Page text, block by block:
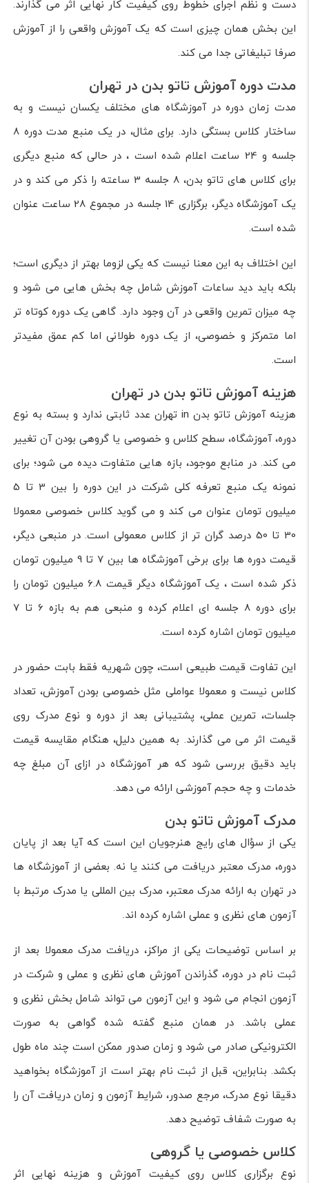
دست و نظم اجرای خطوط روی کیفیت کار نهایی اثر می گذارند.
این بخش همان چیزی است که یک آموزش واقعی را از آموزش
صرفا تبلیغاتی جدا می کند.
مدت دوره آموزش تاتو بدن در تهران
مدت زمان دوره در آموزشگاه های مختلف یکسان نیست و به
ساختار کلاس بستگی دارد. برای مثال، در یک منبع مدت دوره 8
جلسه و 24 ساعت اعلام شده است ، در حالی که منبع دیگری
برای کلاس های تاتو بدن، 8 جلسه 3 ساعته را ذکر می کند و در
یک آموزشگاه دیگر، برگزاری 14 جلسه در مجموع 28 ساعت عنوان
شده است.
این اختلاف به این معنا نیست که یکی لزوما بهتر از دیگری است؛
بلکه باید دید ساعات آموزش شامل چه بخش هایی می شود و
چه میزان تمرین واقعی در آن وجود دارد. گاهی یک دوره کوتاه تر
اما متمرکز و خصوصی، از یک دوره طولانی اما کم عمق مفیدتر
است.
هزینه آموزش تاتو بدن در تهران
هزینه آموزش تاتو بدن in تهران عدد ثابتی ندارد و بسته به نوع
دوره، آموزشگاه، سطح کلاس و خصوصی یا گروهی بودن آن تغییر
می کند. در منابع موجود، بازه هایی متفاوت دیده می شود؛ برای
نمونه یک منبع تعرفه کلی شرکت در این دوره را بین 3 تا 5
میلیون تومان عنوان می کند و می گوید کلاس خصوصی معمولا
30 تا 50 درصد گران تر از کلاس معمولی است. در منبعی دیگر،
قیمت دوره ها برای برخی آموزشگاه ها بین 7 تا 9 میلیون تومان
ذکر شده است ، یک آموزشگاه دیگر قیمت 6.8 میلیون تومان را
برای دوره 8 جلسه ای اعلام کرده و منبعی هم به بازه 6 تا 7
میلیون تومان اشاره کرده است.
این تفاوت قیمت طبیعی است، چون شهریه فقط بابت حضور در
کلاس نیست و معمولا عواملی مثل خصوصی بودن آموزش، تعداد
جلسات، تمرین عملی، پشتیبانی بعد از دوره و نوع مدرک روی
قیمت اثر می می گذارند. به همین دلیل، هنگام مقایسه قیمت
باید دقیق بررسی شود که هر آموزشگاه در ازای آن مبلغ چه
خدمات و چه حجم آموزشی ارائه می دهد.
مدرک آموزش تاتو بدن
یکی از سؤال های رایج هنرجویان این است که آیا بعد از پایان
دوره، مدرک معتبر دریافت می کنند یا نه. بعضی از آموزشگاه ها
در تهران به ارائه مدرک معتبر، مدرک بین المللی یا مدرک مرتبط با
آزمون های نظری و عملی اشاره کرده اند.
بر اساس توضیحات یکی از مراکز، دریافت مدرک معمولا بعد از
ثبت نام در دوره، گذراندن آموزش های نظری و عملی و شرکت در
آزمون انجام می شود و این آزمون می تواند شامل بخش نظری و
عملی باشد. در همان منبع گفته شده گواهی به صورت
الکترونیکی صادر می شود و زمان صدور ممکن است چند ماه طول
بکشد. بنابراین، قبل از ثبت نام بهتر است از آموزشگاه بخواهید
دقیقا نوع مدرک، مرجع صدور، شرایط آزمون و زمان دریافت آن را
به صورت شفاف توضیح دهد.
کلاس خصوصی یا گروهی
نوع برگزاری کلاس روی کیفیت آموزش و هزینه نهایی اثر